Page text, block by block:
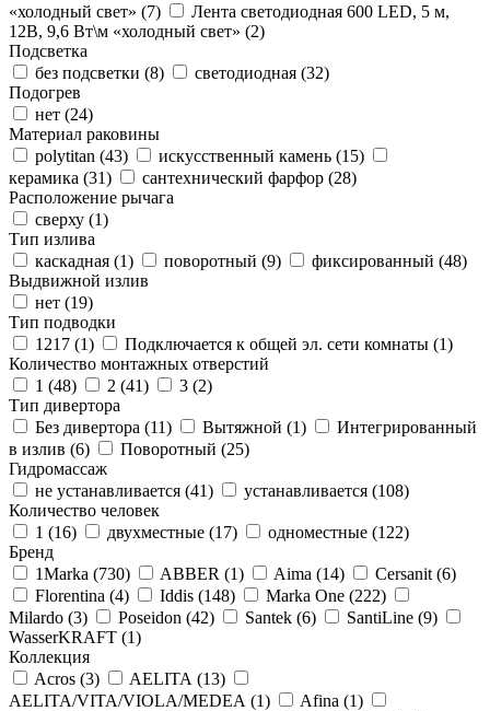
«холодный свет» (7)
Лента светодиодная 600 LED, 5 м,
12В, 9,6 Вт\м «холодный свет» (2)
Подсветка
без подсветки (8) светодиодная (32)
Подогрев
нет (24)
Материал раковины
polytitan (43) искусственный камень (15)
керамика (31) сантехнический фарфор (28)
Расположение рычага
сверху (1)
Тип излива
каскадная (1) поворотный (9) фиксированный (48)
Выдвижной излив
нет (19)
Тип подводки
1217 (1) Подключается к общей эл. сети комнаты (1)
Количество монтажных отверстий
1 (48) 2 (41) 3 (2)
Тип дивертора
Без дивертора (11) Вытяжной (1)
Интегрированный
в излив (6) Поворотный (25)
Гидромассаж
не устанавливается (41) устанавливается (108)
Количество человек
1 (16) двухместные (17) одноместные (122)
Бренд
1Marka (730) ABBER (1) Aima (14) Cersanit (6)
Florentina (4) Iddis (148) Marka One (222)
Milardo (3) Poseidon (42) Santek (6) SantiLine (9)
WasserKRAFT (1)
Коллекция
Acros (3) AELITA (13)
AELITA/VITA/VIOLA/MEDEA (1) Afina (1)